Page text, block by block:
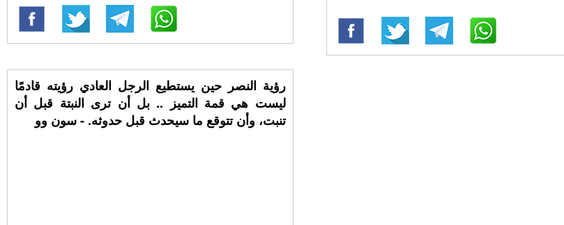
رؤية النصر حين يستطيع الرجل العادي رؤيته قادمًا
ليست هي قمة التميز .. بل أن ترى النبتة قبل أن
تنبت، وأن تتوقع ما سيحدث قبل حدوثه. - سون وو